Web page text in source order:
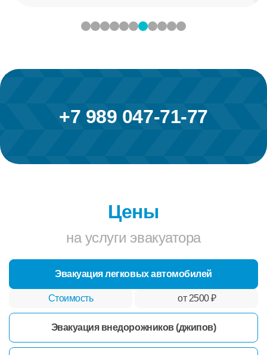
+7 989 047-71-77
Цены
на услуги эвакуатора
Эвакуация легковых автомобилей
от 2500 ₽
Эвакуация внедорожников (джипов)